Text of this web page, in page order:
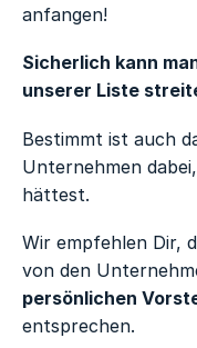
anfangen!
Sicherlich kann
unserer Liste
Bestimmt ist auch
Unternehmen
hättest.
Wir empfehlen Dir,
von den
persönlichen
entsprechen.